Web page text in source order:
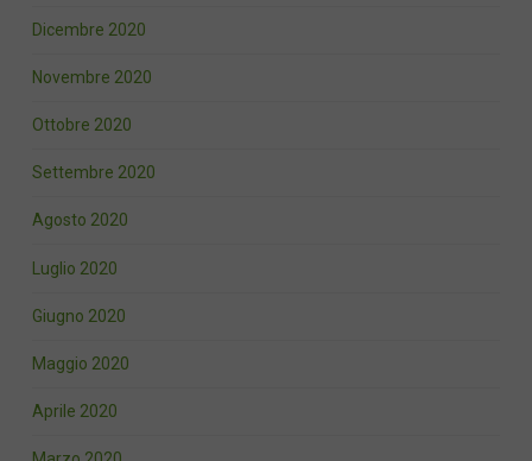
Dicembre 2020
Novembre 2020
Ottobre 2020
Settembre 2020
Agosto 2020
Luglio 2020
Giugno 2020
Maggio 2020
Aprile 2020